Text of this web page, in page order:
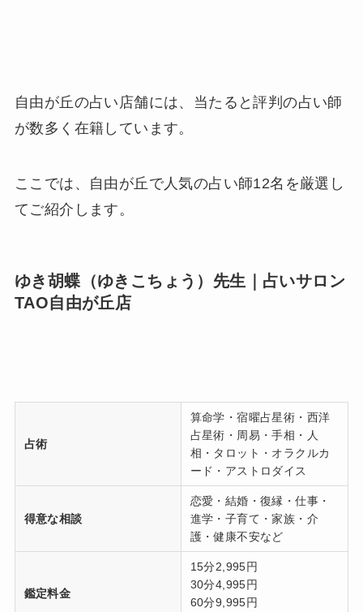
自由が丘の占い店舗には、当たると評判の占い師
が数多く在籍しています。
ここでは、自由が丘で人気の占い師12名を厳選し
てご紹介します。
ゆき胡蝶（ゆきこちょう）先生｜占いサロン
TAO自由が丘店
占術
算命学・宿曜占星術・西洋
占星術・周易・手相・人
相・タロット・オラクルカ
ード・アストロダイス
得意な相談
恋愛・結婚・復縁・仕事・
進学・子育て・家族・介
護・健康不安など
鑑定料金
15分2,995円
30分4,995円
60分9,995円